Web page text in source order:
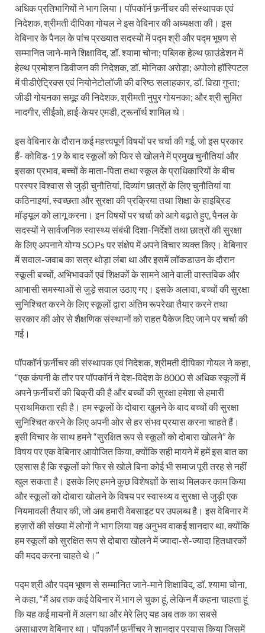
अधिक प्रतिभागियों ने भाग लिया। पॉपकॉर्न फ़र्नीचर की संस्थापक एवं
निदेशक, श्रीमती दीपिका गोयल ने इस वेबिनार की अध्यक्षता की। इस
वेबिनार के पैनल के पांच प्रख्यात सदस्यों में पद्म श्री और पद्म भूषण से
सम्मानित जाने-माने शिक्षाविद्, डॉ. श्यामा चोना; पब्लिक हेल्थ फ़ाउंडेशन में
हेल्थ प्रमोशन डिवीजन की निदेशक, डॉ. मोनिका अरोड़ा; अपोलो हॉस्पिटल
में पीडीऐट्रिक्स एवं नियोनेटोलॉजी की वरिष्ठ सलाहकार, डॉ. विद्या गुप्ता;
जीडी गोयनका समूह की निदेशक, श्रीमती नुपुर गोयनका; और श्री सुमित
नादगीर, सीईओ, हाई-केयर एमडी, ट्रूनॉर्थ शामिल थे।
इस वेबिनार के दौरान कई महत्त्वपूर्ण विषयों पर चर्चा की गई, जो इस प्रकार
हैं- कोविड-19 के बाद स्कूलों को फिर से खोलने में प्रमुख चुनौतियां और
इसका प्रभाव, बच्चों के माता-पिता तथा स्कूल के प्राधिकारियों के बीच
परस्पर विश्वास से जुड़ी चुनौतियां, दिव्यांग छात्रों के लिए चुनौतियां या
कठिनाइयां, स्वच्छता और सुरक्षा की प्रक्रिया तथा शिक्षा के हाइब्रिड
मॉड्यूल को लागू करना। इन विषयों पर चर्चा को आगे बढ़ाते हुए, पैनल के
सदस्यों ने सार्वजनिक स्वास्थ्य संबंधी दिशा-निर्देशों तथा छात्रों की सुरक्षा
के लिए अपनाने योग्य SOPs पर संक्षेप में अपने विचार व्यक्त किए। वेबिनार
में सवाल-जवाब का सत्र थोड़ा लंबा था और इसमें लॉकडाउन के दौरान
स्कूली बच्चों, अभिभावकों एवं शिक्षकों के सामने आने वाली वास्तविक और
आभासी समस्याओं से जुड़े सवाल उठाए गए। इसके अलावा, बच्चों की सुरक्षा
सुनिश्चित करने के लिए स्कूलों द्वारा अंतिम रूपरेखा तैयार करने तथा
सरकार की ओर से शैक्षणिक संस्थानों को राहत पैकेज दिए जाने पर चर्चा की
गई।
पॉपकॉर्न फ़र्नीचर की संस्थापक एवं निदेशक, श्रीमती दीपिका गोयल ने कहा,
“एक कंपनी के तौर पर पॉपकॉर्न ने देश-विदेश के 8000 से अधिक स्कूलों में
अपने फ़र्नीचरों की बिक्री की है और बच्चों की सुरक्षा हमेशा से हमारी
प्राथमिकता रही है। हम स्कूलों के दोबारा खुलने के बाद बच्चों की सुरक्षा
सुनिश्चित करने के लिए अपनी ओर से हर संभव प्रयास करना चाहते हैं।
इसी विचार के साथ हमने “सुरक्षित रूप से स्कूलों को दोबारा खोलने” के
विषय पर एक वेबिनार आयोजित किया, क्योंकि सही मायने में हमें इस बात का
एहसास है कि स्कूलों को फिर से खोले बिना कोई भी समाज पूरी तरह से नहीं
खुल सकता है। इसके लिए हमने कुछ विशेषज्ञों के साथ मिलकर काम किया
और स्कूलों को दोबारा खोलने के विषय पर स्वास्थ्य व सुरक्षा से जुड़ी एक
नियमावली तैयार की, जो अब हमारी वेबसाइट पर उपलब्ध है। इस वेबिनार में
हज़ारों की संख्या में लोगों ने भाग लिया यह अनुभव वाकई शानदार था, क्योंकि
हम स्कूलों को सुरक्षित रूप से दोबारा खोलने में ज्यादा-से-ज्यादा हितधारकों
की मदद करना चाहते थे।”
पद्म श्री और पद्म भूषण से सम्मानित जाने-माने शिक्षाविद्, डॉ. श्यामा चोना,
ने कहा, “मैं अब तक कई वेबिनार में भाग ले चुका हूं, लेकिन मैं कहना चाहता हूं
कि यह कई मायनों में अलग था और मेरे लिए यह अब तक का सबसे
असाधारण वेबिनार था। पॉपकॉर्न फ़र्नीचर ने शानदार प्रयास किया जिसमें